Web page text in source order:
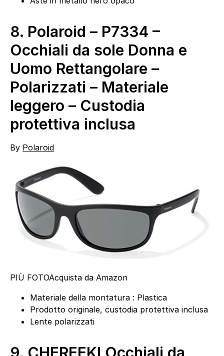
8. Polaroid – P7334 –
Occhiali da sole Donna e
Uomo Rettangolare –
Polarizzati – Materiale
leggero – Custodia
protettiva inclusa
By Polaroid
PIÙ FOTOAcquista da Amazon
Materiale della montatura : Plastica
Prodotto originale, custodia protettiva inclusa
Lente polarizzati